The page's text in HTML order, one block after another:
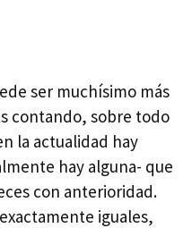
ser muchísimo más
contando, sobre todo
la actualidad hay
hay alguna- que
con anterioridad.
iguales,